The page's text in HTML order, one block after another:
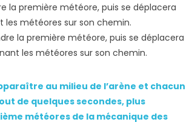
la première météore, puis se déplacera
les météores sur son chemin.
la première météore, puis se déplacera
les météores sur son chemin.
au milieu de l’arène et chacun
de quelques secondes, plus
météores de la mécanique des